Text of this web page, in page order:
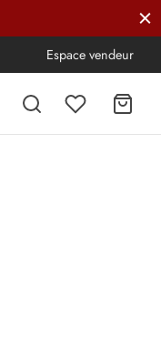
Espace vendeur